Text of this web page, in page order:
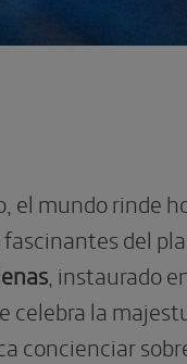
el mundo rinde
del
, instaurado
celebra la
concienciar